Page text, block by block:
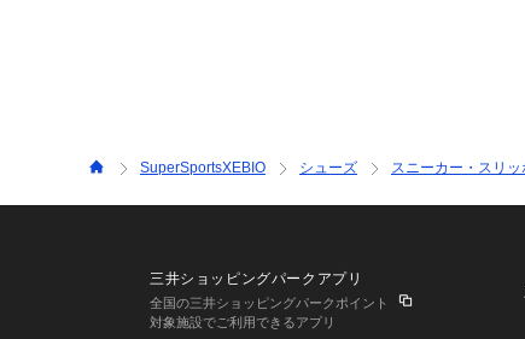
SuperSportsXEBIO シューズ スニーカー・スリッ
三井ショッピングパークアプリ
全国の三井ショッピングパークポイント
対象施設でご利用できるアプリ